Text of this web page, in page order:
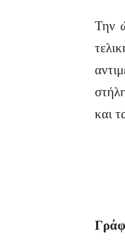
Την
και